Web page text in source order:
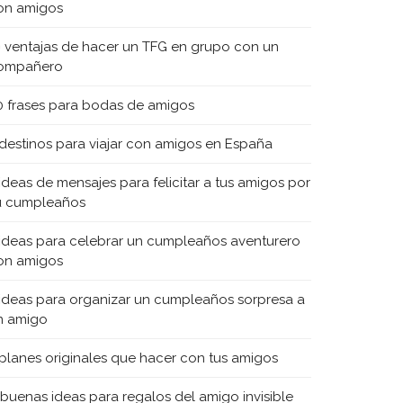
amigos
ventajas de hacer un TFG en grupo con un
frases para bodas de amigos
para viajar con amigos en España
de mensajes para felicitar a tus amigos por
cumpleaños
para celebrar un cumpleaños aventurero
amigos
para organizar un cumpleaños sorpresa a
amigo
originales que hacer con tus amigos
ideas para regalos del amigo invisible